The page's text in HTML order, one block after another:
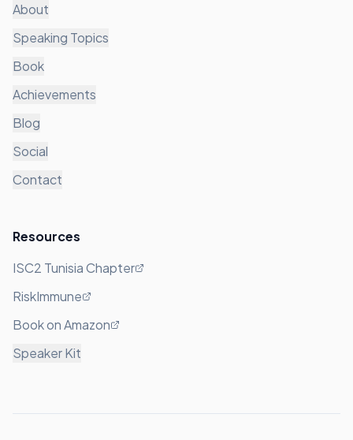
About
Speaking Topics
Book
Achievements
Blog
Social
Contact
Resources
ISC2 Tunisia Chapter
RiskImmune
Book on Amazon
Speaker Kit